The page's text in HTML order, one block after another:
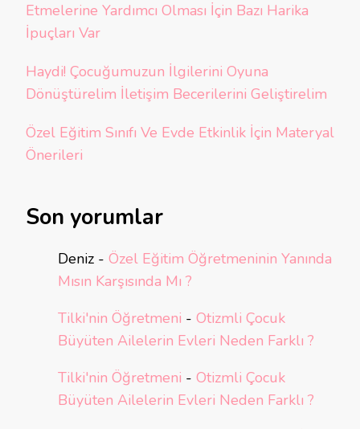
Etmelerine Yardımcı Olması İçin Bazı Harika
İpuçları Var
Haydi! Çocuğumuzun İlgilerini Oyuna
Dönüştürelim İletişim Becerilerini Geliştirelim
Özel Eğitim Sınıfı Ve Evde Etkinlik İçin Materyal
Önerileri
Son yorumlar
Deniz - Özel Eğitim Öğretmeninin Yanında
Mısın Karşısında Mı ?
Tilki'nin Öğretmeni - Otizmli Çocuk
Büyüten Ailelerin Evleri Neden Farklı ?
Tilki'nin Öğretmeni - Otizmli Çocuk
Büyüten Ailelerin Evleri Neden Farklı ?